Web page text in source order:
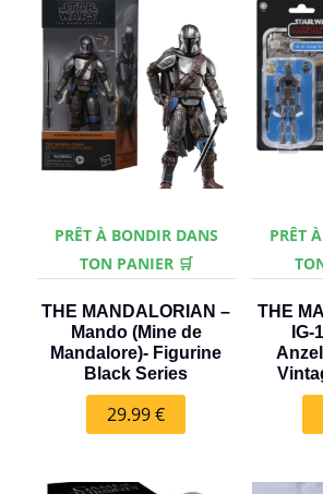
PRÊT À BONDIR DANS
TON PANIER 🛒
THE MANDALORIAN –
Mando (Mine de
Mandalore)- Figurine
Black Series
29.99€
PRÊT
THE
IG-